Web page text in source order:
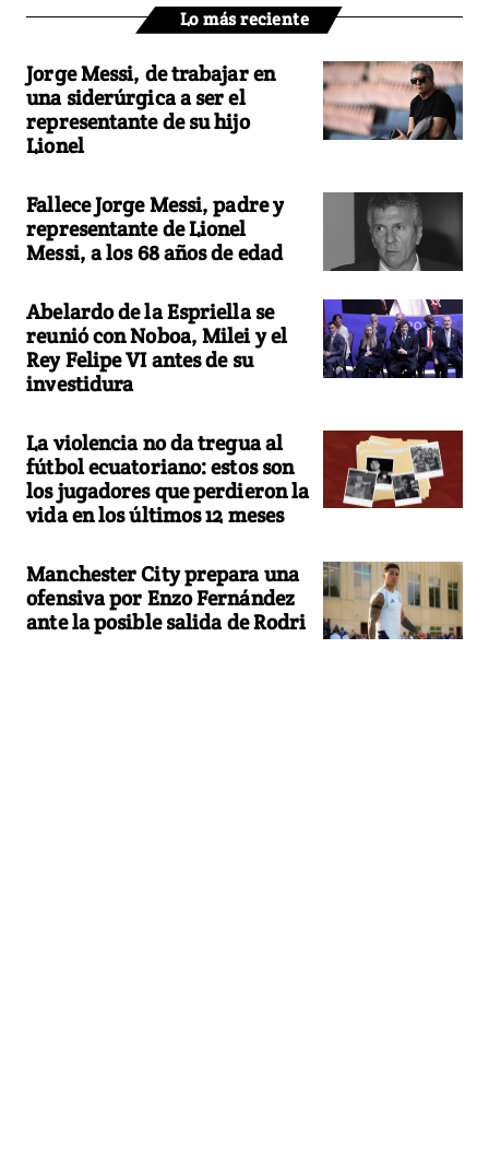
Lo más reciente
Jorge Messi, de trabajar en
una siderúrgica a ser el
representante de su hijo
Lionel
Fallece Jorge Messi, padre y
representante de Lionel
Messi, a los 68 años de edad
Abelardo de la Espriella se
reunió con Noboa, Milei y el
Rey Felipe VI antes de su
investidura
La violencia no da tregua al
fútbol ecuatoriano: estos son
los jugadores que perdieron la
vida en los últimos 12 meses
Manchester City prepara una
ofensiva por Enzo Fernández
ante la posible salida de Rodri